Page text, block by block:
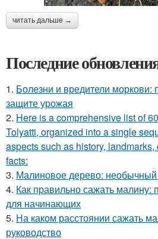
читать дальше →
Последние
1. Болезни и вредители моркови:
защите урожая
2. Here is a comprehensive list of
Tolyatti, organized into a single
aspects such as history,
facts:
3. Малиновое дерево: необычный
4. Как правильно сажать малину:
для начинающих
5. На каком расстоянии сажать
руководство